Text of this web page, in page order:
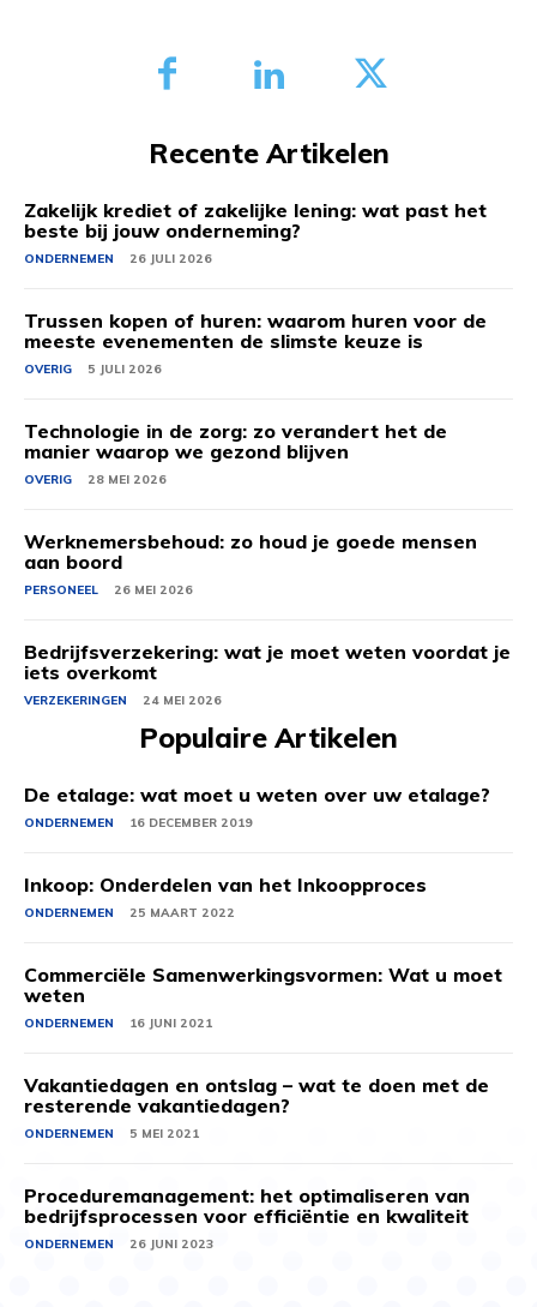
Recente Artikelen
Zakelijk krediet of zakelijke lening: wat past het
beste bij jouw onderneming?
ONDERNEMEN 26 JULI 2026
Trussen kopen of huren: waarom huren voor de
meeste evenementen de slimste keuze is
OVERIG 5 JULI 2026
Technologie in de zorg: zo verandert het de
manier waarop we gezond blijven
OVERIG 28 MEI 2026
Werknemersbehoud: zo houd je goede mensen
aan boord
PERSONEEL 26 MEI 2026
Bedrijfsverzekering: wat je moet weten voordat je
iets overkomt
VERZEKERINGEN 24 MEI 2026
Populaire Artikelen
De etalage: wat moet u weten over uw etalage?
ONDERNEMEN 16 DECEMBER 2019
Inkoop: Onderdelen van het Inkoopproces
ONDERNEMEN 25 MAART 2022
Commerciële Samenwerkingsvormen: Wat u moet
weten
ONDERNEMEN 16 JUNI 2021
Vakantiedagen en ontslag – wat te doen met de
resterende vakantiedagen?
ONDERNEMEN 5 MEI 2021
Proceduremanagement: het optimaliseren van
bedrijfsprocessen voor efficiëntie en kwaliteit
ONDERNEMEN 26 JUNI 2023